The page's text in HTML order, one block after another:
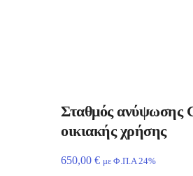
Σταθμός ανύψωσης
οικιακής χρήσης
650,00 € με Φ.Π.Α 24%